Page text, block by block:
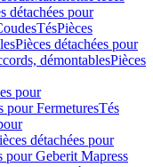
détachées pour
TésPièces
Pièces détachées pour
démontablesPièces
pour
pour FermeturesTés
détachées pour
pour Geberit Mapress